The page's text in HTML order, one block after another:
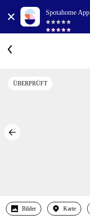
Spotahome App
ÜBERPRÜFT
Bilder Karte